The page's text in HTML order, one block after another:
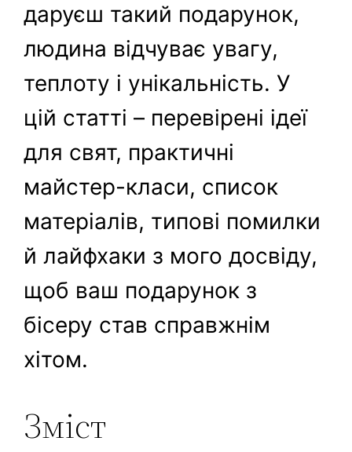
даруєш такий подарунок,
людина відчуває увагу,
теплоту і унікальність. У
цій статті – перевірені ідеї
для свят, практичні
майстер-класи, список
матеріалів, типові помилки
й лайфхаки з мого досвіду,
щоб ваш подарунок з
бісеру став справжнім
хітом.
Зміст